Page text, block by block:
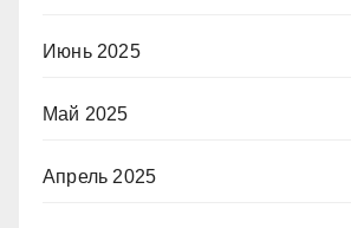
Июнь 2025
Май 2025
Апрель 2025